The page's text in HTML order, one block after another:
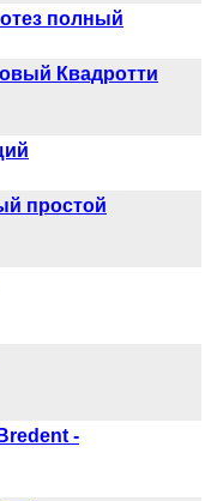
полный
Квадротти
простой
-